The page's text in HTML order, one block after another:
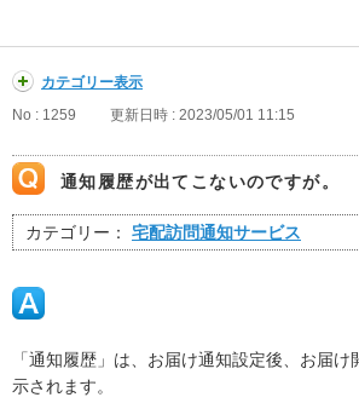
カテゴリー表示
No : 1259
更新日時 : 2023/05/01 11:15
通知履歴が出てこないのですが。
カテゴリー： 宅配訪問通知サービス
「通知履歴」は、お届け通知設定後、お届
示されます。